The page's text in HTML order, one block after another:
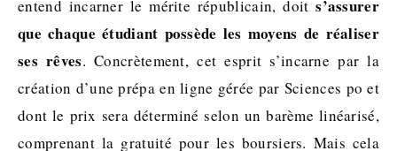
entend incarner le mérite républicain, doits’assurer
que chaque étudiant possède les moyens de réaliser
ses rêves. Concrètement, cet esprit s’incarne par la
création d’une prépa en ligne gérée par Sciences po et
dont le prix sera déterminé selon un barème linéarisé,
comprenant la gratuité pour les boursiers. Mais cela